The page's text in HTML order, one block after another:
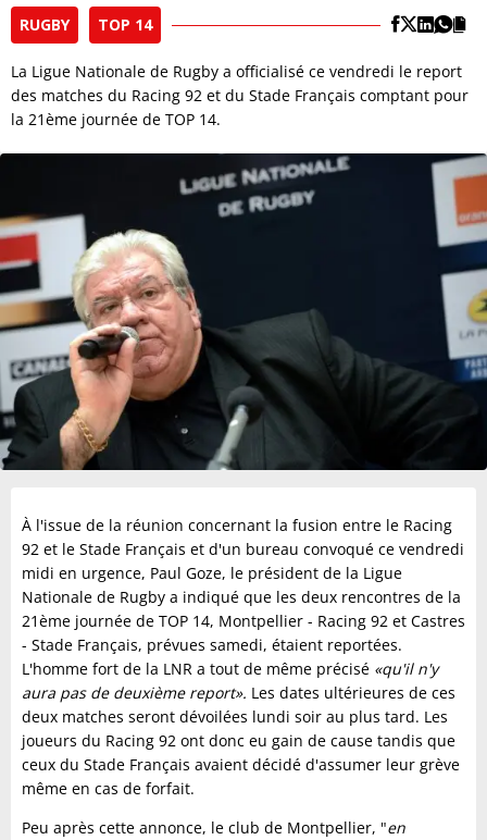
RUGBY
TOP 14
La Ligue Nationale de Rugby a officialisé ce vendredi le report
des matches du Racing 92 et du Stade Français comptant pour
la 21ème journée de TOP 14.
À l'issue de la réunion concernant la fusion entre le Racing
92 et le Stade Français et d'un bureau convoqué ce vendredi
midi en urgence, Paul Goze, le président de la Ligue
Nationale de Rugby a indiqué que les deux rencontres de la
21ème journée de TOP 14, Montpellier - Racing 92 et Castres
- Stade Français, prévues samedi, étaient reportées.
L'homme fort de la LNR a tout de même précisé «qu'il n'y
aura pas de deuxième report». Les dates ultérieures de ces
deux matches seront dévoilées lundi soir au plus tard. Les
joueurs du Racing 92 ont donc eu gain de cause tandis que
ceux du Stade Français avaient décidé d'assumer leur grève
même en cas de forfait.
Peu après cette annonce, le club de Montpellier, "en